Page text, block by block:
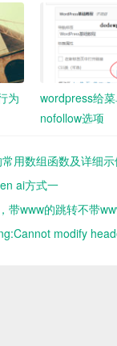
为
wordpress给
nofollow选项
用数组函数及详细示
ai方式一
带www的跳转不带
modify